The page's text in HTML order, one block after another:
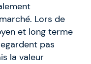
Lors de
et long terme
pas
la valeur